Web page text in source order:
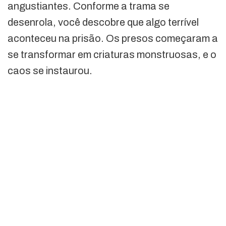
angustiantes. Conforme a trama se
desenrola, você descobre que algo terrível
aconteceu na prisão. Os presos começaram a
se transformar em criaturas monstruosas, e o
caos se instaurou.